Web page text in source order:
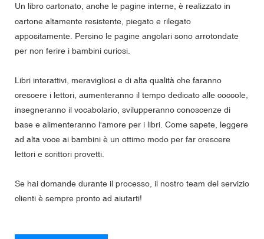
Un libro cartonato, anche le pagine interne, è realizzato in
cartone altamente resistente, piegato e rilegato
appositamente. Persino le pagine angolari sono arrotondate
per non ferire i bambini curiosi.
Libri interattivi, meravigliosi e di alta qualità che faranno
crescere i lettori, aumenteranno il tempo dedicato alle coccole,
insegneranno il vocabolario, svilupperanno conoscenze di
base e alimenteranno l'amore per i libri. Come sapete, leggere
ad alta voce ai bambini è un ottimo modo per far crescere
lettori e scrittori provetti.
Se hai domande durante il processo, il nostro team del servizio
clienti è sempre pronto ad aiutarti!